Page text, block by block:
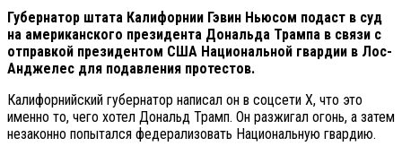
Губернатор штата Калифорнии Гэвин Ньюсом подаст в суд
на американского президента Дональда Трампа в связи с
отправкой президентом США Национальной гвардии в Лос-
Анджелес для подавления протестов.
Калифорнийский губернатор написал он в соцсети X, что это
именно то, чего хотел Дональд Трамп. Он разжигал огонь, а затем
незаконно попытался федерализовать Национальную гвардию.